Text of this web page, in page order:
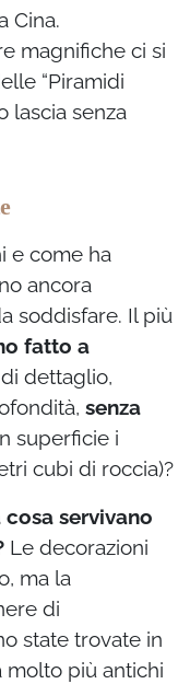
Cina.
magnifiche ci si
“Piramidi
lascia senza
e come ha
ancora
soddisfare. Il più
fatto a
dettaglio,
senza
superficie i
cubi di roccia)?
cosa servivano
Le decorazioni
ma la
di
state trovate in
molto più antichi